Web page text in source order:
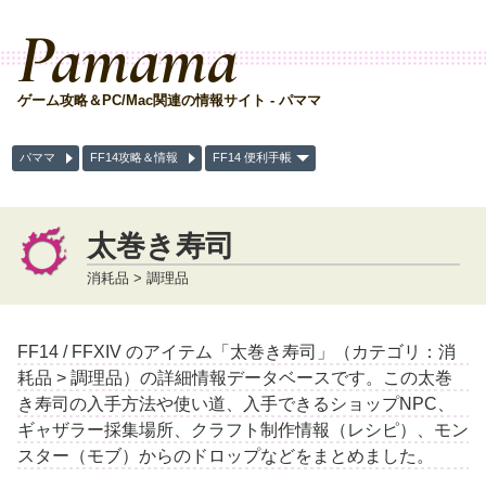
Pamama
ゲーム攻略＆PC/Mac関連の情報サイト - パママ
パママ FF14攻略＆情報 FF14 便利手帳
太巻き寿司
消耗品 > 調理品
FF14 / FFXIV のアイテム「太巻き寿司」（カテゴリ：消
耗品 > 調理品）の詳細情報データベースです。この太巻
き寿司の入手方法や使い道、入手できるショップNPC、
ギャザラー採集場所、クラフト制作情報（レシピ）、モン
スター（モブ）からのドロップなどをまとめました。